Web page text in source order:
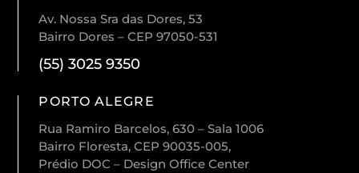
Av. Nossa Sra das Dores, 53
Bairro Dores – CEP 97050-531
(55) 3025 9350
PORTO ALEGRE
Rua Ramiro Barcelos, 630 – Sala 1006
Bairro Floresta, CEP 90035-005,
Prédio DOC – Design Office Center